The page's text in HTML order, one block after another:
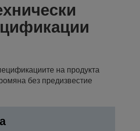
на продукта
без предизвестие